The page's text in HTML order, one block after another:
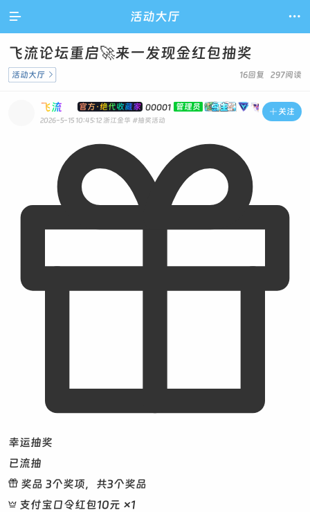
 活动大厅 
飞流论坛重启🚀来一发现金红包抽奖
16回复 297阅读
活动大厅 
 关注
飞流 官方·绝代收藏家 00001 管理员
2026-5-15 10:45:12 浙江金华 #抽奖活动
幸运抽奖
已流抽
奖品 3个奖项，共3个奖品
支付宝口令红包10元 ×1